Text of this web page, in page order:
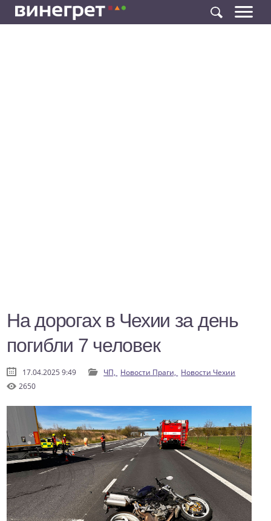
На дорогах в Чехии за день
погибли 7 человек
17.04.2025 9:49 ЧП, Новости Праги, Новости Чехии
2650